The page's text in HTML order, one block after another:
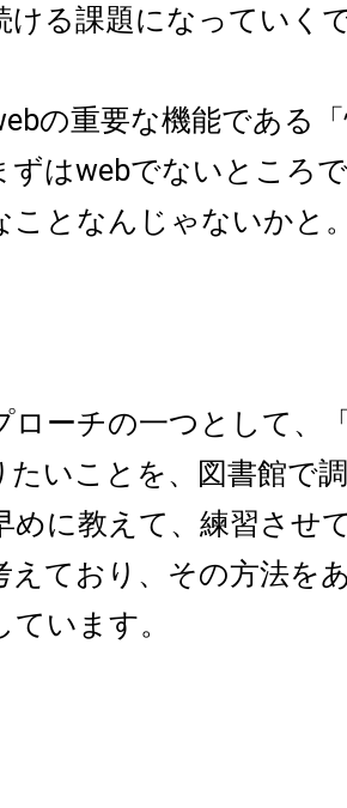
ける課題になっていく
の重要な機能である
ずはwebでないところ
ことなんじゃないかと
ローチの一つとして、
たいことを、図書館で
めに教えて、練習させ
えており、その方法を
います。